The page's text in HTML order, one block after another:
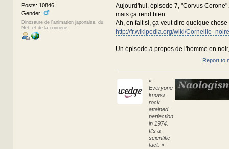
Posts: 10846
Gender:
Dinosaure de l'animation japonaise, du
Net, et de la connerie.
Aujourd'hui, épisode 7, "Corvus
mais ça rend bien.
Ah, en fait si, ça veut dire quelque chose
http://fr.wikipedia.org/wiki/Corneille_noire
Un épisode à propos de l'homme en
Report to
«
Everyone
knows
rock
attained
perfection
in 1974.
It's a
scientific
fact. »